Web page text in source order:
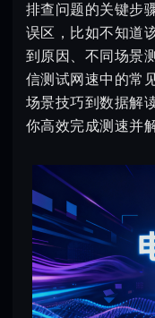
排查问题的关键步
误区，比如不知道
到原因、不同场景
信测试网速中的常
场景技巧到数据解
你高效完成测速并